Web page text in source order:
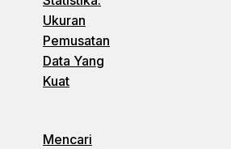
Ukuran
Pemusatan
Data Yang
Kuat
Mencari